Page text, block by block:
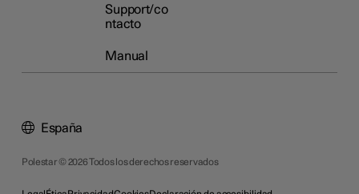
Support/co
ntacto
Manual
Polestar © 2026 Todos los derechos reservados
España